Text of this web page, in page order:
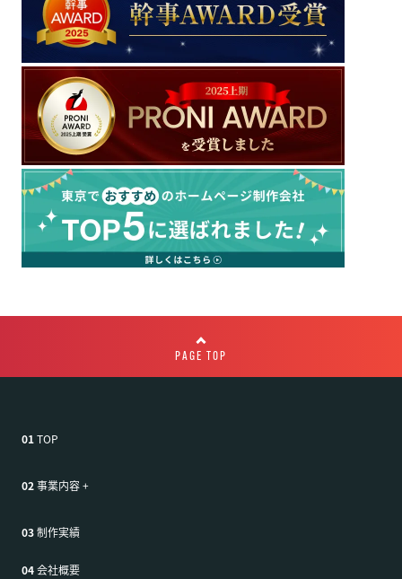
PAGE TOP
01TOP
02事業内容+
03制作実績
04会社概要